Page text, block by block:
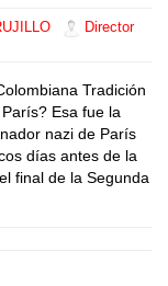
Director
Tradición
Esa fue la
nazi de París
días antes de la
final de la Segunda